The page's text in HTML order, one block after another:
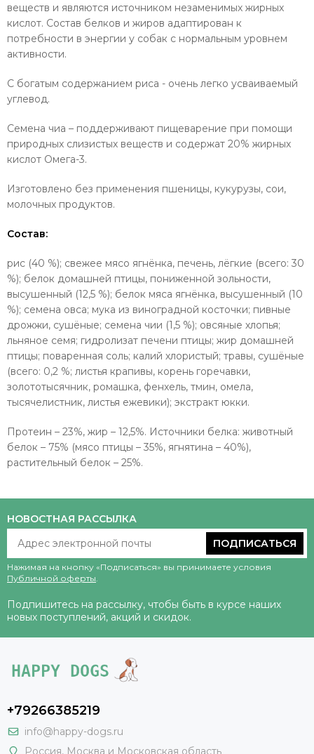
веществ и являются источником незаменимых жирных
кислот. Состав белков и жиров адаптирован к
потребности в энергии у собак с нормальным уровнем
активности.
С богатым содержанием риса - очень легко усваиваемый
углевод.
Семена чиа – поддерживают пищеварение при помощи
природных слизистых веществ и содержат 20% жирных
кислот Омега-3.
Изготовлено без применения пшеницы, кукурузы, сои,
молочных продуктов.
Состав:
рис (40 %); свежее мясо ягнёнка, печень, лёгкие (всего: 30
%); белок домашней птицы, пониженной зольности,
высушенный (12,5 %); белок мяса ягнёнка, высушенный (10
%); семена овса; мука из виноградной косточки; пивные
дрожжи, сушёные; cемена чии (1,5 %); овсяные хлопья;
льняное семя; гидролизат печени птицы; жир домашней
птицы; поваренная соль; калий хлористый; травы, сушёные
(всего: 0,2 %; листья крапивы, корень горечавки,
золототысячник, ромашка, фенхель, тмин, омела,
тысячелистник, листья ежевики); экстракт юкки.
Протеин – 23%, жир – 12,5%. Источники белка: животный
белок – 75% (мясо птицы – 35%, ягнятина – 40%),
растительный белок – 25%.
НОВОСТНАЯ РАССЫЛКА
ПОДПИСАТЬСЯ
Нажимая на кнопку «Подписаться» вы принимаете условия
Публичной оферты
Подпишитесь на рассылку, чтобы быть в курсе наших
новых поступлений, акций и скидок.
+79266385219
info@happy-dogs.ru
Россия, Москва и Московская область